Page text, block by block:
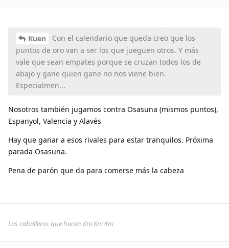
Kuen
Con el calendario que queda creo que los
puntos de oro van a ser los que jueguen otros. Y más
vale que sean empates porque se cruzan todos los de
abajo y gane quien gane no nos viene bien.
Especialmen...
Nosotros también jugamos contra Osasuna (mismos puntos),
Espanyol, Valencia y Alavés
Hay que ganar a esos rivales para estar tranquilos. Próxima
parada Osasuna.
Pena de parón que da para comerse más la cabeza
Los caballeros que hacen Kni Kni Kni